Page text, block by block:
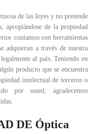
de las leyes y no pretende
apropiándose de la propiedad
contamos con herramientas
adquieran a través de nuestra
al país. Teniendo en
producto que se encuentra
intelectual de terceros o
por usted, agradecemos
DE Óptica